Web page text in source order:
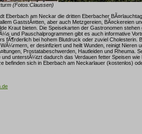
(Fotos:Claussen)
Eberbach am Neckar die dritten Eberbacher
GaststÃ¤tten, aber auch Metzgereien, BÃ¤ckereien
Kraut bieten. Die Speisekarten der Gastronomen stehen
und Pauschalprogrammen gibt es auch informative
fÃ¶rderlich bei hohem Blutdruck oder zuviel Cholesterin.
er desinfiziert und heilt Wunden, reinigt Nieren
Prostatabeschwerden, Hautleiden und Rheuma.
unterstÃ¼tzt dadurch das Verdauen fetter Speisen wie
befinden sich in Eberbach am Neckarlauer (kostenlos)